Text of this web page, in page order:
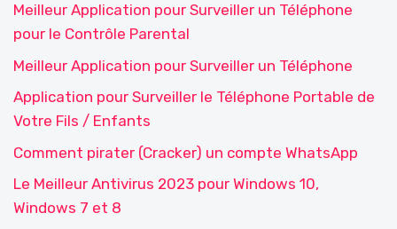
Meilleur Application pour Surveiller un Téléphone
pour le Contrôle Parental
Meilleur Application pour Surveiller un Téléphone
Application pour Surveiller le Téléphone Portable de
Votre Fils / Enfants
Comment pirater (Cracker) un compte WhatsApp
Le Meilleur Antivirus 2023 pour Windows 10,
Windows 7 et 8